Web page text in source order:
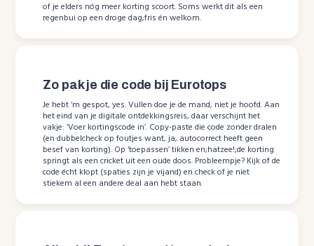
of je elders nóg meer korting scoort. Soms werkt dit als een
regenbui op een droge dag;fris én welkom.
Zo pak je die code bij Eurotops
Je hebt ‘m gespot, yes. Vullen doe je de mand, niet je hoofd. Aan
het eind van je digitale ontdekkingsreis, daar verschijnt het
vakje: ‘Voer kortingscode in’. Copy-paste die code zonder dralen
(en dubbelcheck op foutjes want, ja, autocorrect heeft geen
besef van korting). Op ‘toepassen’ tikken en;hatzee!;de korting
springt als een cricket uit een oude doos. Probleempje? Kijk of de
code écht klopt (spaties zijn je vijand) en check of je niet
stiekem al een andere deal aan hebt staan.